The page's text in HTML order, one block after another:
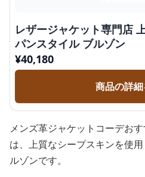
レザージャケット専門店
パンスタイル ブルゾン
¥40,180
商品の詳
メンズ革ジャケットコーデお
は、上質なシープスキンを使
ルゾンです。